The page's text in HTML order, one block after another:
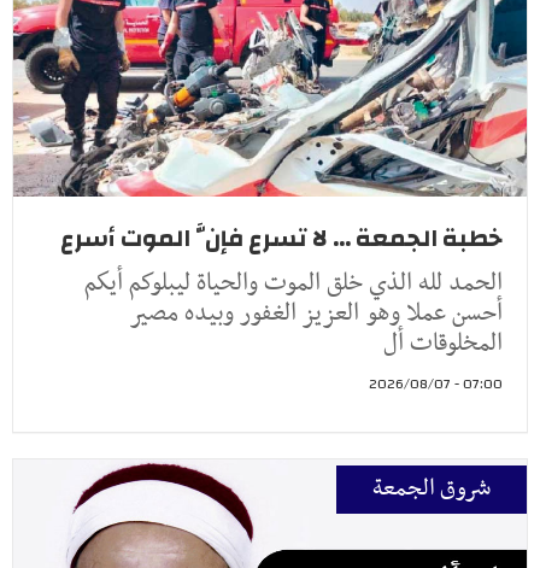
خطبة الجمعة ... لا تسرع فإنَّ الموت أسرع
الحمد لله الذي خلق الموت والحياة ليبلوكم أيكم
أحسن عملا وهو العزيز الغفور وبيده مصير
المخلوقات أل
07:00 - 2026/08/07
شروق الجمعة